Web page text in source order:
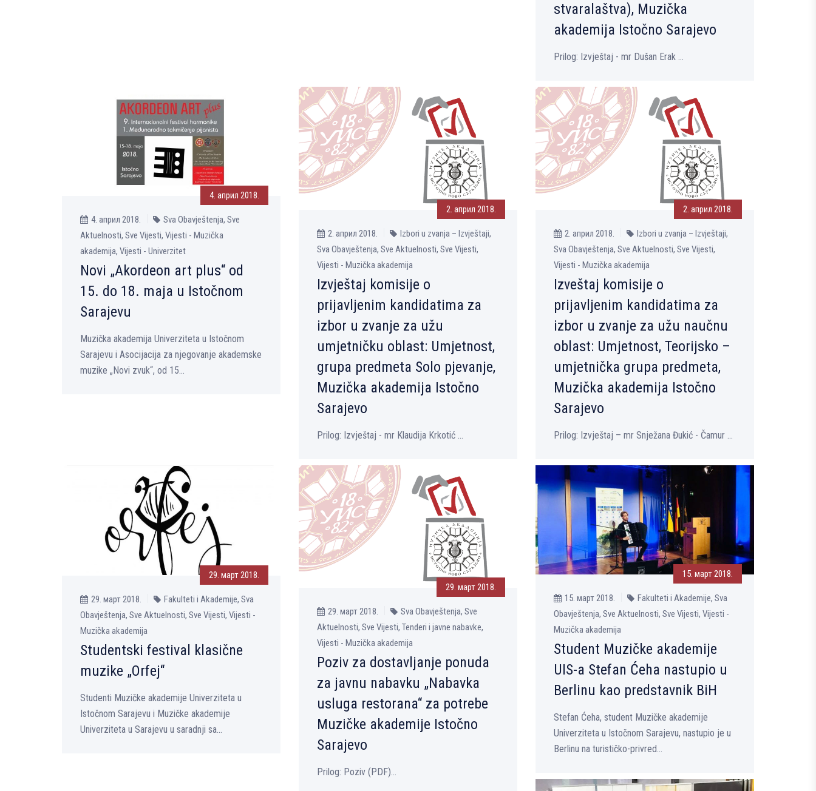
stvaralaštva), Muzička
akademija Istočno Sarajevo
Prilog: Izvještaj - mr Dušan Erak ...
4. април 2018.
4. април 2018.
Sva Obavještenja, Sve
Aktuelnosti, Sve Vijesti, Vijesti - Muzička
akademija, Vijesti - Univerzitet
Novi „Akordeon art plus“ od
15. do 18. maja u Istočnom
Sarajevu
Muzička akademija Univerziteta u Istočnom
Sarajevu i Asocijacija za njegovanje akademske
muzike „Novi zvuk“, od 15...
2. април 2018.
2. април 2018.
Izbori u zvanja – Izvještaji,
Sva Obavještenja, Sve Aktuelnosti, Sve Vijesti,
Vijesti - Muzička akademija
Izvještaj komisije o
prijavlјenim kandidatima za
izbor u zvanje za užu
umjetničku oblast: Umjetnost,
grupa predmeta Solo pjevanje,
Muzička akademija Istočno
Sarajevо
Prilog: Izvještaj - mr Klaudija Krkotić ...
2. април 2018.
2. април 2018.
Izbori u zvanja – Izvještaji,
Sva Obavještenja, Sve Aktuelnosti, Sve Vijesti,
Vijesti - Muzička akademija
Izveštaj komisije o
prijavlјenim kandidatima za
izbor u zvanje za užu naučnu
oblast: Umjetnost, Teorijsko –
umjetnička grupa predmeta,
Muzička akademija Istočno
Sarajevo
Prilog: Izvještaj – mr Snježana Đukić - Čamur ...
29. март 2018.
29. март 2018.
Fakulteti i Akademije, Sva
Obavještenja, Sve Aktuelnosti, Sve Vijesti, Vijesti -
Muzička akademija
Studentski festival klasične
muzike „Orfej“
Studenti Muzičke akademije Univerziteta u
Istočnom Sarajevu i Muzičke akademije
Univerziteta u Sarajevu u saradnji sa...
29. март 2018.
29. март 2018.
Sva Obavještenja, Sve
Aktuelnosti, Sve Vijesti, Tenderi i javne nabavke,
Vijesti - Muzička akademija
Poziv za dostavlјanje ponuda
za javnu nabavku „Nabavka
usluga restorana“ za potrebe
Muzičke akademije Istočno
Sarajevo
Prilog: Poziv (PDF)...
15. март 2018.
15. март 2018.
Fakulteti i Akademije, Sva
Obavještenja, Sve Aktuelnosti, Sve Vijesti, Vijesti -
Muzička akademija
Student Muzičke akademije
UIS-a Stefan Ćeha nastupio u
Berlinu kao predstavnik BiH
Stefan Ćeha, student Muzičke akademije
Univerziteta u Istočnom Sarajevu, nastupio je u
Berlinu na turističko-privred...